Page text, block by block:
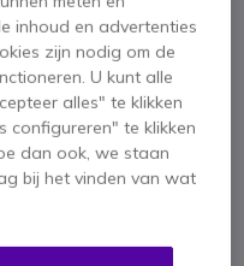
4 UUR
inhoud en advertenties
zijn nodig om de
U kunt alle
alles" te klikken
configureren" te klikken
dan ook, we staan
bij het vinden van wat